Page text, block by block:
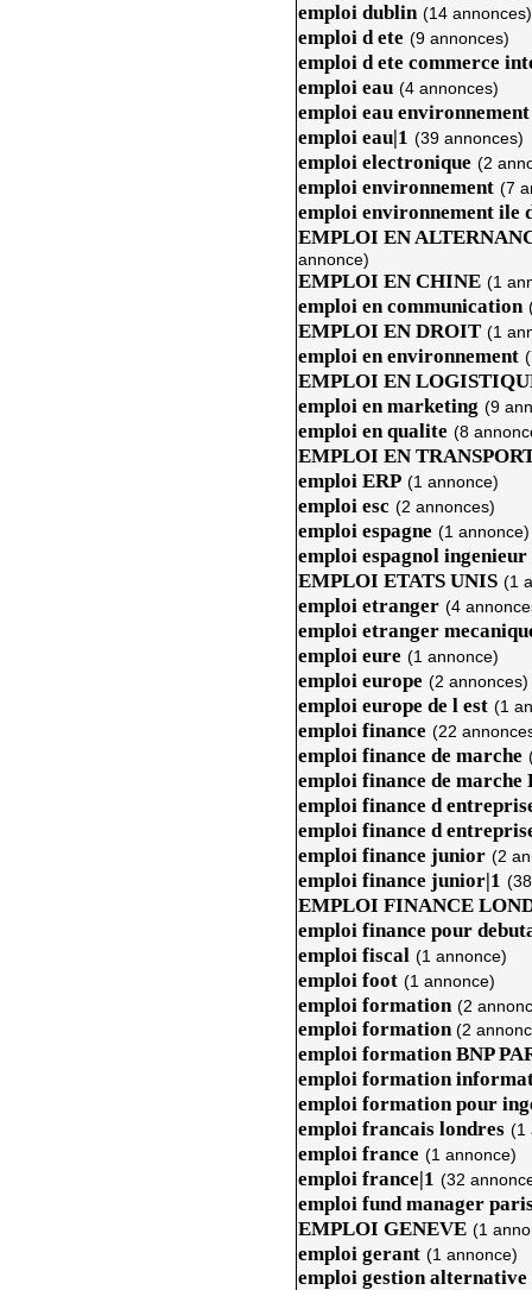
emploi dublin (14 annonces)
emploi d ete (9 annonces)
emploi d ete commerce
emploi eau (4 annonces)
emploi eau environnement
emploi eau|1 (39 annonces)
emploi electronique (2
emploi environnement (7
emploi environnement ile
EMPLOI EN
annonce)
EMPLOI EN CHINE (1
emploi en communication
EMPLOI EN DROIT (1
emploi en environnement
EMPLOI EN
emploi en marketing (9
emploi en qualite (8
EMPLOI EN
emploi ERP (1 annonce)
emploi esc (2 annonces)
emploi espagne (1 annonce)
emploi espagnol ingenieur
EMPLOI ETATS UNIS (1
emploi etranger (4
emploi etranger
emploi eure (1 annonce)
emploi europe (2 annonces)
emploi europe de l est (1
emploi finance (22
emploi finance de marche
emploi finance de marche
emploi finance d
emploi finance d
emploi finance junior (2
emploi finance junior|1
EMPLOI FINANCE
emploi finance pour
emploi fiscal (1 annonce)
emploi foot (1 annonce)
emploi formation (2
emploi formation(2
emploi formation BNP
emploi formation
emploi formation pour
emploi francais londres (1
emploi france (1 annonce)
emploi france|1 (32
emploi fund manager
EMPLOI GENEVE (1
emploi gerant (1 annonce)
emploi gestion